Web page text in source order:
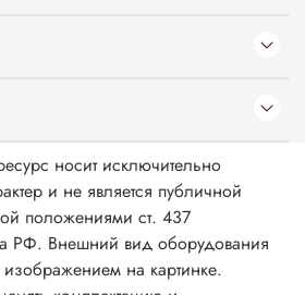
носит исключительно
и не является публичной
положениями ст. 437
РФ. Внешний вид оборудования
на картинке.